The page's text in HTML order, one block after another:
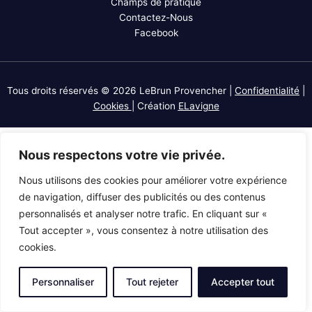
Nous respectons votre vie privée.
Nous utilisons des cookies pour améliorer votre expérience
de navigation, diffuser des publicités ou des contenus
personnalisés et analyser notre trafic. En cliquant sur «
Tout accepter », vous consentez à notre utilisation des
cookies.
Personnaliser Tout rejeter Accepter tout
Champs de pratique
Contactez-Nous
Facebook
Tous droits réservés © 2026 LeBrun Provencher | Confidentialité
Cookies
| Création ELavigne